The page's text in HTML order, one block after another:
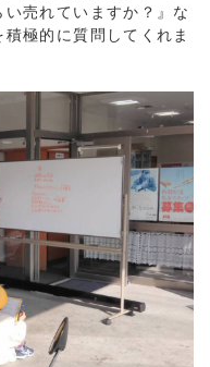
売れていますか？』な
極的に質問してくれま